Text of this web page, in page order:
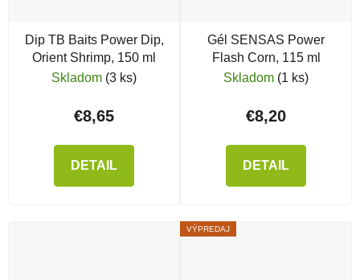
Dip TB Baits Power Dip,
Orient Shrimp, 150 ml
Skladom (3 ks)
€8,65
DETAIL
Gél SENSAS Power
Flash Corn, 115 ml
Skladom (1 ks)
€8,20
DETAIL
VÝPREDAJ